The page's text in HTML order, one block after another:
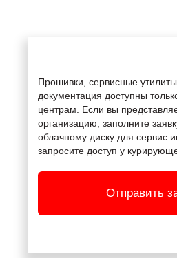
Прошивки, сервисные
документация доступны
центрам. Если вы
организацию, заполните
облачному диску для сервис
запросите доступ у
Отправить